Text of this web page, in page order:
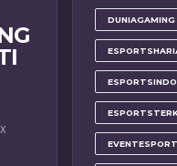
DUNIAGAMING